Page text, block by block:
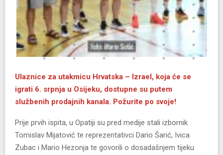
Ulaznice za utakmicu Hrvatska – Izrael, koja će se
igrati 6. srpnja u Osijeku, dostupne su putem
službenih prodajnih kanala. Požurite po svoje!
Prije prvih ispita, u Opatiji su pred medije stali izbornik
Tomislav Mijatović te reprezentativci Dario Šarić, Ivica
Zubac i Mario Hezonja te govorili o dosadašnjem tijeku